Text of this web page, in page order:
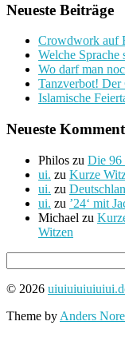
Neueste Beiträge
Crowdwork auf
Welche
Wo darf man
Tanzverbot! Der
Islamische
Neueste
Philos zu Die 96
ui. zu Kurze
ui. zu
ui. zu ’24‘ mit
Michael zu
Witzen
nach:
© 2026
Theme by Anders